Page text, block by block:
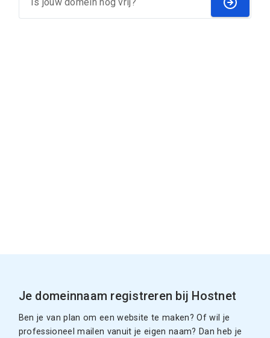
Je domeinnaam registreren bij Hostnet
Ben je van plan om een website te maken? Of wil je
professioneel mailen vanuit je eigen naam? Dan heb je